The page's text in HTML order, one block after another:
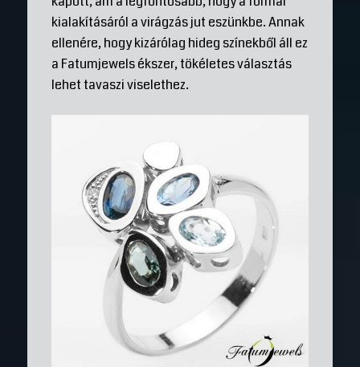
kialakításáról a virágzás jut eszünkbe. Annak
ellenére, hogy kizárólag hideg színekből áll ez
a Fatumjewels ékszer, tökéletes választás
lehet tavaszi viselethez.